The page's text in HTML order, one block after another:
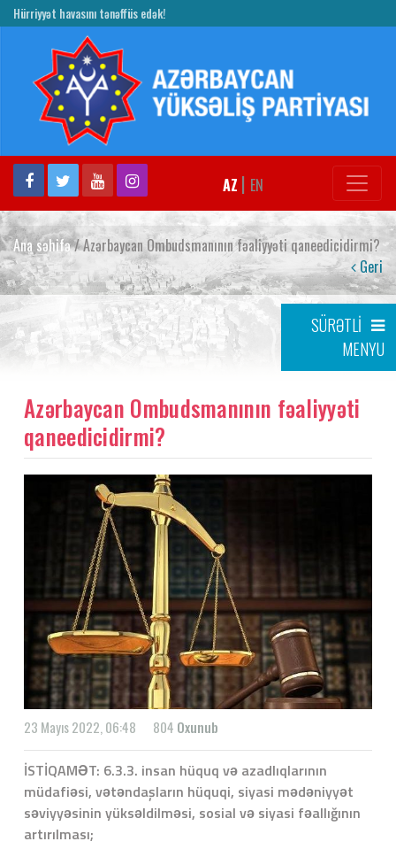
Hürriyyət havasını tənəffüs edək!
AZ | EN
Ana səhifə/ Azərbaycan Ombudsmanının fəaliyyəti qaneedicidirmi?
Geri
SÜRƏTLİ
MENYU
Azərbaycan Ombudsmanının fəaliyyəti
qaneedicidirmi?
23 Mayıs 2022, 06:48 804 Oxunub
İSTİQAMƏT: 6.3.3. insan hüquq və azadlıqlarının
müdafiəsi, vətəndaşların hüquqi, siyasi mədəniyyət
səviyyəsinin yüksəldilməsi, sosial və siyasi fəallığının
artırılması;